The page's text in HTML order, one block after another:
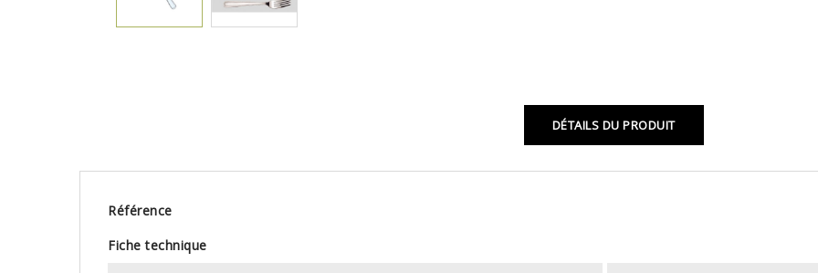
DÉTAILS DU PRODUIT
Référence
Fiche technique